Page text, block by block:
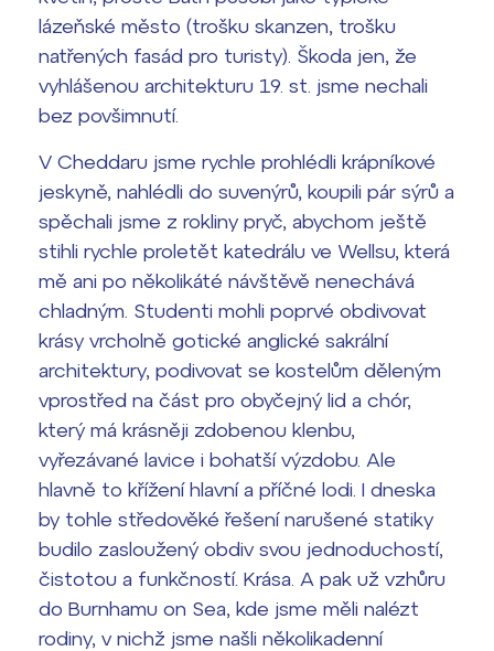
lázeňské město (trošku skanzen, trošku
natřených fasád pro turisty). Škoda jen, že
vyhlášenou architekturu 19. st. jsme nechali
bez povšimnutí.
V Cheddaru jsme rychle prohlédli krápníkové
jeskyně, nahlédli do suvenýrů, koupili pár sýrů a
spěchali jsme z rokliny pryč, abychom ještě
stihli rychle proletět katedrálu ve Wellsu, která
mě ani po několikáté návštěvě nenechává
chladným. Studenti mohli poprvé obdivovat
krásy vrcholně gotické anglické sakrální
architektury, podivovat se kostelům děleným
vprostřed na část pro obyčejný lid a chór,
který má krásněji zdobenou klenbu,
vyřezávané lavice i bohatší výzdobu. Ale
hlavně to křížení hlavní a příčné lodi. I dneska
by tohle středověké řešení narušené statiky
budilo zasloužený obdiv svou jednoduchostí,
čistotou a funkčností. Krása. A pak už vzhůru
do Burnhamu on Sea, kde jsme měli nalézt
rodiny, v nichž jsme našli několikadenní